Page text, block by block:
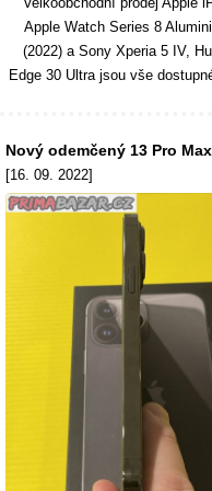
Apple Watch Series 8
(2022) a Sony Xperia 5 IV,
Edge 30 Ultra jsou vše
Nový odemčený 13 Pro
[16. 09. 2022]